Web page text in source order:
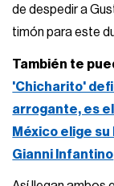
de despedir a
timón para este
También te
'Chicharito'
arrogante, es
México elige
Gianni Infantino